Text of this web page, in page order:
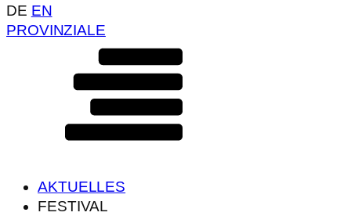
DE EN
PROVINZIALE
AKTUELLES
FESTIVAL